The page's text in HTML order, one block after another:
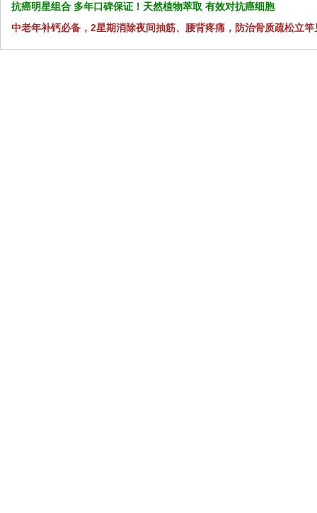
抗癌明星组合 多年口碑保证！天然植物萃取 有效对抗癌细胞
中老年补钙必备，2星期消除夜间抽筋、腰背疼痛，防治骨质疏松立竿